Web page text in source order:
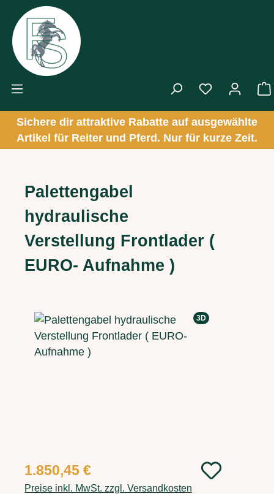
Zum Hauptinhalt springen
Sichere dir attraktive Rabatte auf ausgewählte
Artikel für Reiter und Pferd. Nur für kurze Zeit.
Palettengabel
hydraulische
Verstellung Frontlader (
EURO- Aufnahme )
Bildergalerie überspringen 3D
Regulärer Preis:
1.850,45 €
Preise inkl. MwSt. zzgl. Versandkosten